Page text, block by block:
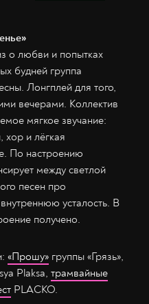
о любви и попытках
будней группа
Лонгплей для того,
вечерами. Коллектив
мягкое звучание:
хор и лёгкая
По настроению
между светлой
песен про
усталость. В
получено.
«Прошу» группы «Грязь»,
Plaksa, трамвайные
PLACKO.